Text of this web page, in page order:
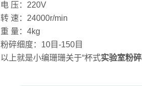
压：220V
：24000r/min
量：4kg
细度：10目-150目
就是小编珊珊关于“杯式实验室粉